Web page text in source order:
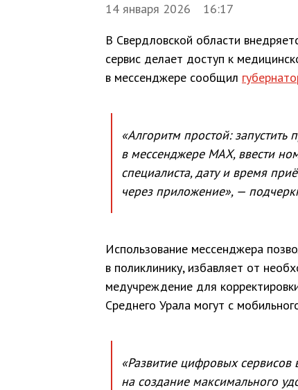
14 января 2026 16:17
В Свердловской области
сервис делает доступ к
в мессенджере сообщил
«Алгоритм простой: запустить
в мессенджере МАX, ввести
специалиста, дату и время
через приложение», —
Использование мессенджера
в поликлинику, избавляет от
медучреждение для
Среднего Урала могут с
«Развитие цифровых
на создание максимального